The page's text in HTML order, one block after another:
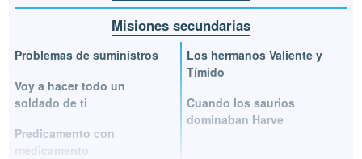
Misiones secundarias
Problemas de suministros
Voy a hacer todo un
soldado de ti
Predicamento con
medicamento
Los hermanos Valiente y
Tímido
Cuando los saurios
dominaban Harve